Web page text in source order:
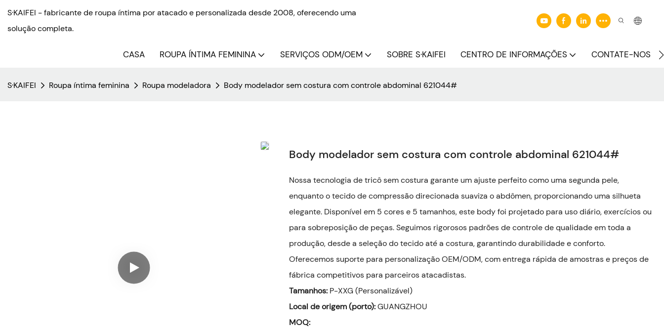
S·KAIFEI - fabricante de roupa íntima por atacado e personalizada desde 2008, oferecendo uma
solução completa.
CASA ROUPA ÍNTIMA FEMININA SERVIÇOS ODM/OEM SOBRE S·KAIFEI CENTRO DE INFORMAÇÕES CONTATE-NOS
S·KAIFEI Roupa íntima feminina Roupa modeladora Body modelador sem costura com controle abdominal 621044#
Body modelador sem costura com controle abdominal 621044#
Nossa tecnologia de tricô sem costura garante um ajuste perfeito como uma segunda pele,
enquanto o tecido de compressão direcionada suaviza o abdômen, proporcionando uma silhueta
elegante. Disponível em 5 cores e 5 tamanhos, este body foi projetado para uso diário, exercícios ou
para sobreposição de peças. Seguimos rigorosos padrões de controle de qualidade em toda a
produção, desde a seleção do tecido até a costura, garantindo durabilidade e conforto.
Oferecemos suporte para personalização OEM/ODM, com entrega rápida de amostras e preços de
fábrica competitivos para parceiros atacadistas.
Tamanhos: P-XXG (Personalizável)
Local de origem (porto):GUANGZHOU
MOQ: